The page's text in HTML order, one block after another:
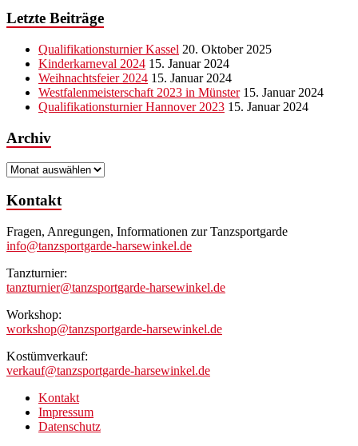
Letzte Beiträge
Qualifikationsturnier Kassel 20. Oktober 2025
Kinderkarneval 2024 15. Januar 2024
Weihnachtsfeier 2024 15. Januar 2024
Westfalenmeisterschaft 2023 in Münster 15. Januar 2024
Qualifikationsturnier Hannover 2023 15. Januar 2024
Archiv
Archiv
Kontakt
Fragen, Anregungen, Informationen zur Tanzsportgarde
info@tanzsportgarde-harsewinkel.de
Tanzturnier:
tanzturnier@tanzsportgarde-harsewinkel.de
Workshop:
workshop@tanzsportgarde-harsewinkel.de
Kostümverkauf:
verkauf@tanzsportgarde-harsewinkel.de
Kontakt
Impressum
Datenschutz